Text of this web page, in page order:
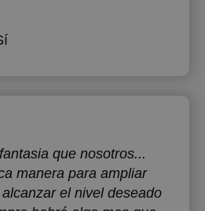
que nosotros...
manera para ampliar
el nivel deseado